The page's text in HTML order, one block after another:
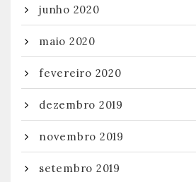
junho 2020
maio 2020
fevereiro 2020
dezembro 2019
novembro 2019
setembro 2019